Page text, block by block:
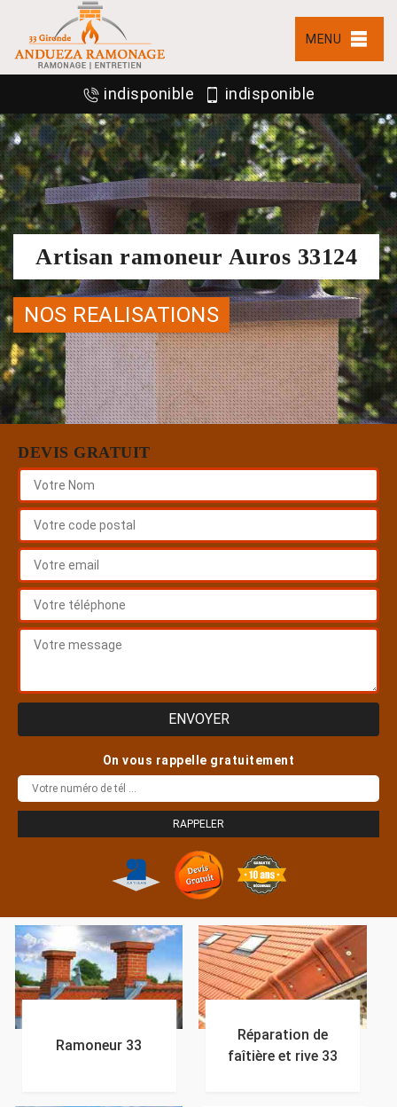
MENU
indisponible indisponible
Artisan ramoneur Auros 33124
NOS REALISATIONS
DEVIS GRATUIT
On vous rappelle gratuitement
Ramoneur 33
Réparation de
faîtière et rive 33